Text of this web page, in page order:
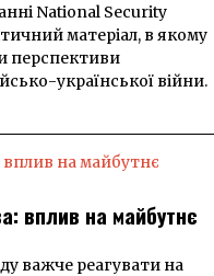
National Security
матеріал, в якому
перспективи
української війни.
вплив на майбутнє
важче реагувати на